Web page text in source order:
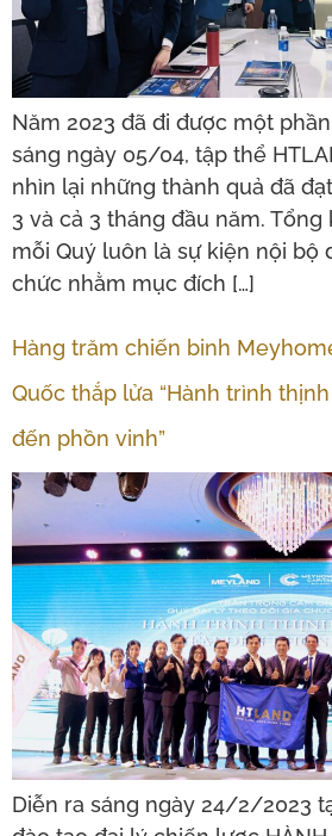
Năm 2023 đã đi được một
sáng ngày 05/04, tập thể
nhìn lại những thành quả đã
3 và cả 3 tháng đầu năm.
mỗi Quý luôn là sự kiện nội bộ
chức nhằm mục đích […]
Hàng trăm chiến binh
Quốc thắp lửa “Hành trình
đến phồn vinh”
Diễn ra sáng ngày 24/2/2023